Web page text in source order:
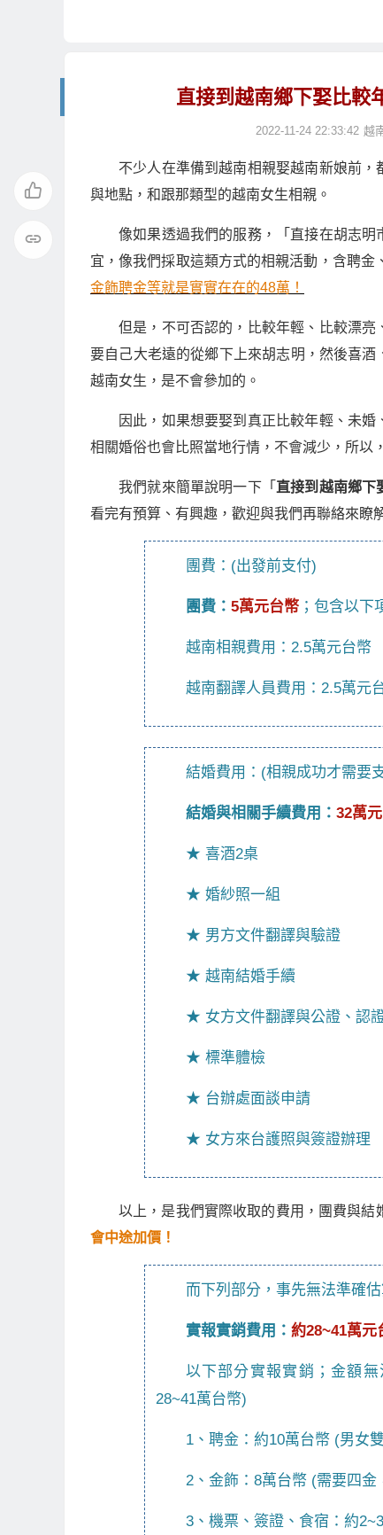
直接到越南鄉下娶比較
2022-11-24 22:33:42 越
不少人在準備到越南相親娶越南新娘前
與地點，和跟那類型的越南女生相親。
像如果透過我們的服務，「直接在胡志
宜，像我們採取這類方式的相親活動，含聘金
金飾聘金等就是實實在在的48萬！
但是，不可否認的，比較年輕、比較漂
要自己大老遠的從鄉下上來胡志明，然後喜
越南女生，是不會參加的。
因此，如果想要娶到真正比較年輕、未
相關婚俗也會比照當地行情，不會減少，所以
我們就來簡單說明一下「直接到越南鄉下
看完有預算、有興趣，歡迎與我們再聯絡來瞭
團費：(出發前支付)
團費： 5萬元台幣；包含以下
越南相親費用：2.5萬元台幣
越南翻譯人員費用：2.5萬元
結婚費用：(相親成功才需要
結婚與相關手續費用： 32萬
★ 喜酒2桌
★ 婚紗照一組
★ 男方文件翻譯與驗證
★ 越南結婚手續
★ 女方文件翻譯與公證、認
★ 標準體檢
★ 台辦處面談申請
★ 女方來台護照與簽證辦理
以上，是我們實際收取的費用，團費與結
會中途加價！
而下列部分，事先無法準確
實報實銷費用： 約28~41萬元
以下部分實報實銷；金額
28~41萬台幣)
1、聘金：約10萬台幣 (男女
2、金飾：8萬台幣 (需要四金
3、機票、簽證、食宿：約